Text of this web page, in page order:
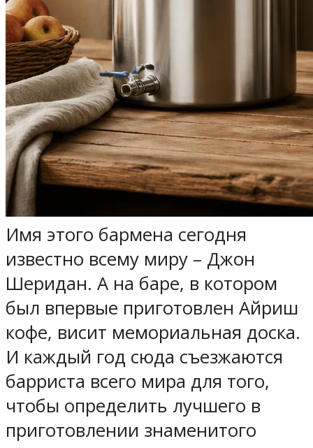
Имя этого бармена сегодня
известно всему миру – Джон
Шеридан. А на баре, в котором
был впервые приготовлен Айриш
кофе, висит мемориальная доска.
И каждый год сюда съезжаются
барриста всего мира для того,
чтобы определить лучшего в
приготовлении знаменитого